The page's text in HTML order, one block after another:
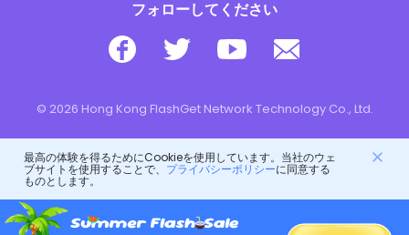
フォローしてください
© 2026 Hong Kong FlashGet Network Technology Co., Ltd.
最高の体験を得るためにCookieを使用しています。当社のウェ
ブサイトを使用することで、 プライバシーポリシーに同意する
ものとします。